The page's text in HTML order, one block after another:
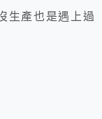
生產也是遇上過